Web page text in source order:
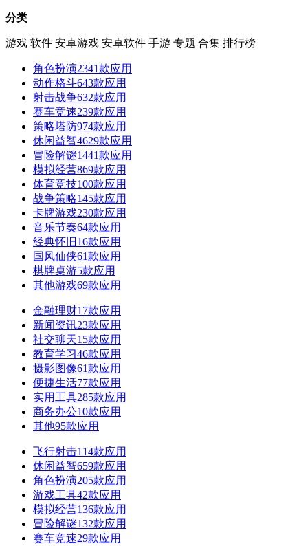
分类
游戏 软件 安卓游戏 安卓软件 手游 专题 合集 排行榜
角色扮演2341款应用
动作格斗643款应用
射击战争632款应用
赛车竞速239款应用
策略塔防974款应用
休闲益智4629款应用
冒险解谜1441款应用
模拟经营869款应用
体育竞技100款应用
战争策略145款应用
卡牌游戏230款应用
音乐节奏64款应用
经典怀旧 16款应用
国风仙侠61款应用
棋牌桌游5款应用
其他游戏69款应用
金融理财17款应用
新闻资讯23款应用
社交聊天15款应用
教育学习46款应用
摄影图像61款应用
便捷生活77款应用
实用工具285款应用
商务办公10款应用
其他95款应用
飞行射击114款应用
休闲益智659款应用
角色扮演205款应用
游戏工具42款应用
模拟经营136款应用
冒险解谜132款应用
赛车竞速29款应用